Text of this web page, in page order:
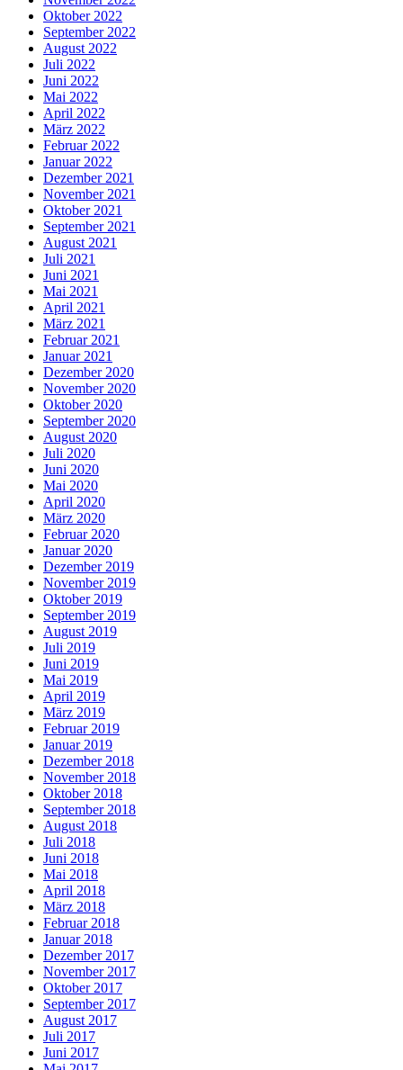
Oktober 2022
September 2022
August 2022
Juli 2022
Juni 2022
Mai 2022
April 2022
März 2022
Februar 2022
Januar 2022
Dezember 2021
November 2021
Oktober 2021
September 2021
August 2021
Juli 2021
Juni 2021
Mai 2021
April 2021
März 2021
Februar 2021
Januar 2021
Dezember 2020
November 2020
Oktober 2020
September 2020
August 2020
Juli 2020
Juni 2020
Mai 2020
April 2020
März 2020
Februar 2020
Januar 2020
Dezember 2019
November 2019
Oktober 2019
September 2019
August 2019
Juli 2019
Juni 2019
Mai 2019
April 2019
März 2019
Februar 2019
Januar 2019
Dezember 2018
November 2018
Oktober 2018
September 2018
August 2018
Juli 2018
Juni 2018
Mai 2018
April 2018
März 2018
Februar 2018
Januar 2018
Dezember 2017
November 2017
Oktober 2017
September 2017
August 2017
Juli 2017
Juni 2017